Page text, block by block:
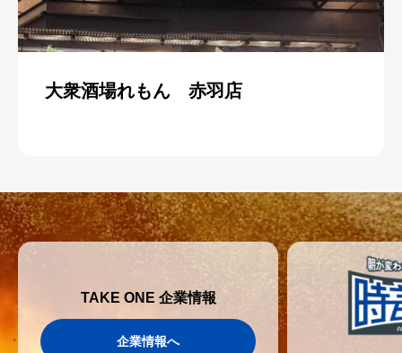
大衆酒場れもん 赤羽店
TAKE ONE 企業情報
企業情報へ